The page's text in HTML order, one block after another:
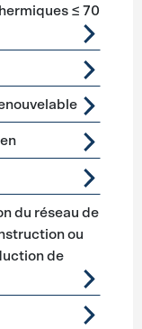
≤ 70
du réseau de
ou
de